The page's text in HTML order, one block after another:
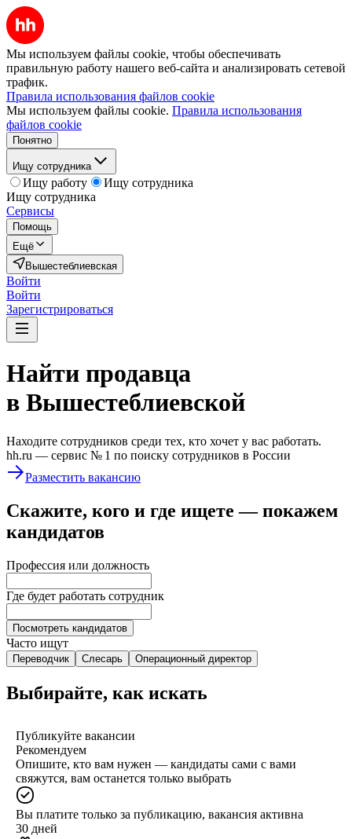
Мы используем файлы cookie, чтобы обеспечивать
правильную работу нашего веб-сайта и анализировать сетевой
трафик.
Правила использования файлов cookie
Мы используем файлы cookie. Правила использования
файлов cookie
Понятно
Ищу сотрудника
Ищу работу
Ищу сотрудника
Ищу сотрудника
Сервисы
Помощь
Ещё
Вышестеблиевская
Войти
Войти
Зарегистрироваться
Найти продавца
в Вышестеблиевской
Находите сотрудников среди тех, кто хочет у вас работать.
hh.ru — сервис № 1 по поиску сотрудников в России
Разместить вакансию
Скажите, кого и где ищете — покажем
кандидатов
Профессия или должность
Где будет работать сотрудник
Посмотреть кандидатов
Часто ищут
Переводчик Слесарь Операционный директор
Выбирайте, как искать
Публикуйте вакансии
Рекомендуем
Опишите, кто вам нужен — кандидаты сами с вами
свяжутся, вам останется только выбрать
Вы платите только за публикацию, вакансия активна
30 дней